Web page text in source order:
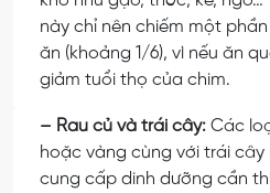
này chỉ nên chiếm một
ăn (khoảng 1/6), vì nếu ăn
giảm tuổi thọ của chim.
– Rau củ và trái cây: Các
hoặc vàng cùng với trái cây
cung cấp dinh dưỡng cần